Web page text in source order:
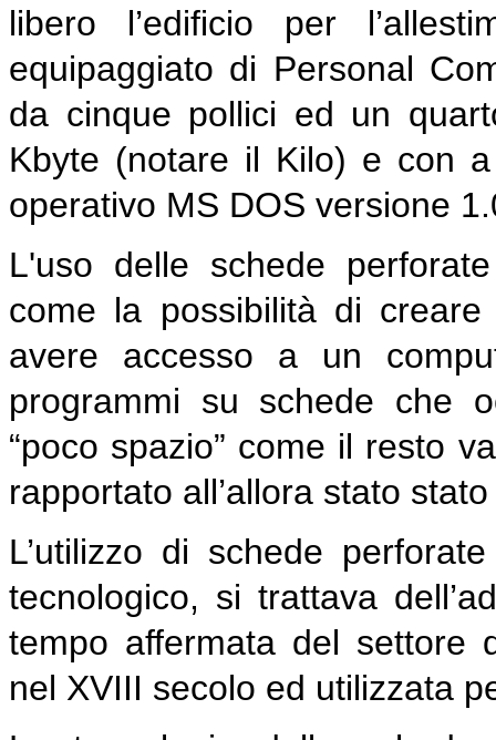
libero l’edificio per
equipaggiato di Personal
da cinque pollici ed un
Kbyte (notare il Kilo) e con
operativo MS DOS versione
L'uso delle schede
come la possibilità di
avere accesso a un
programmi su schede che
“poco spazio” come il resto
rapportato all’allora stato
L’utilizzo di schede
tecnologico, si trattava
tempo affermata del settore
nel XVIII secolo ed utilizzata